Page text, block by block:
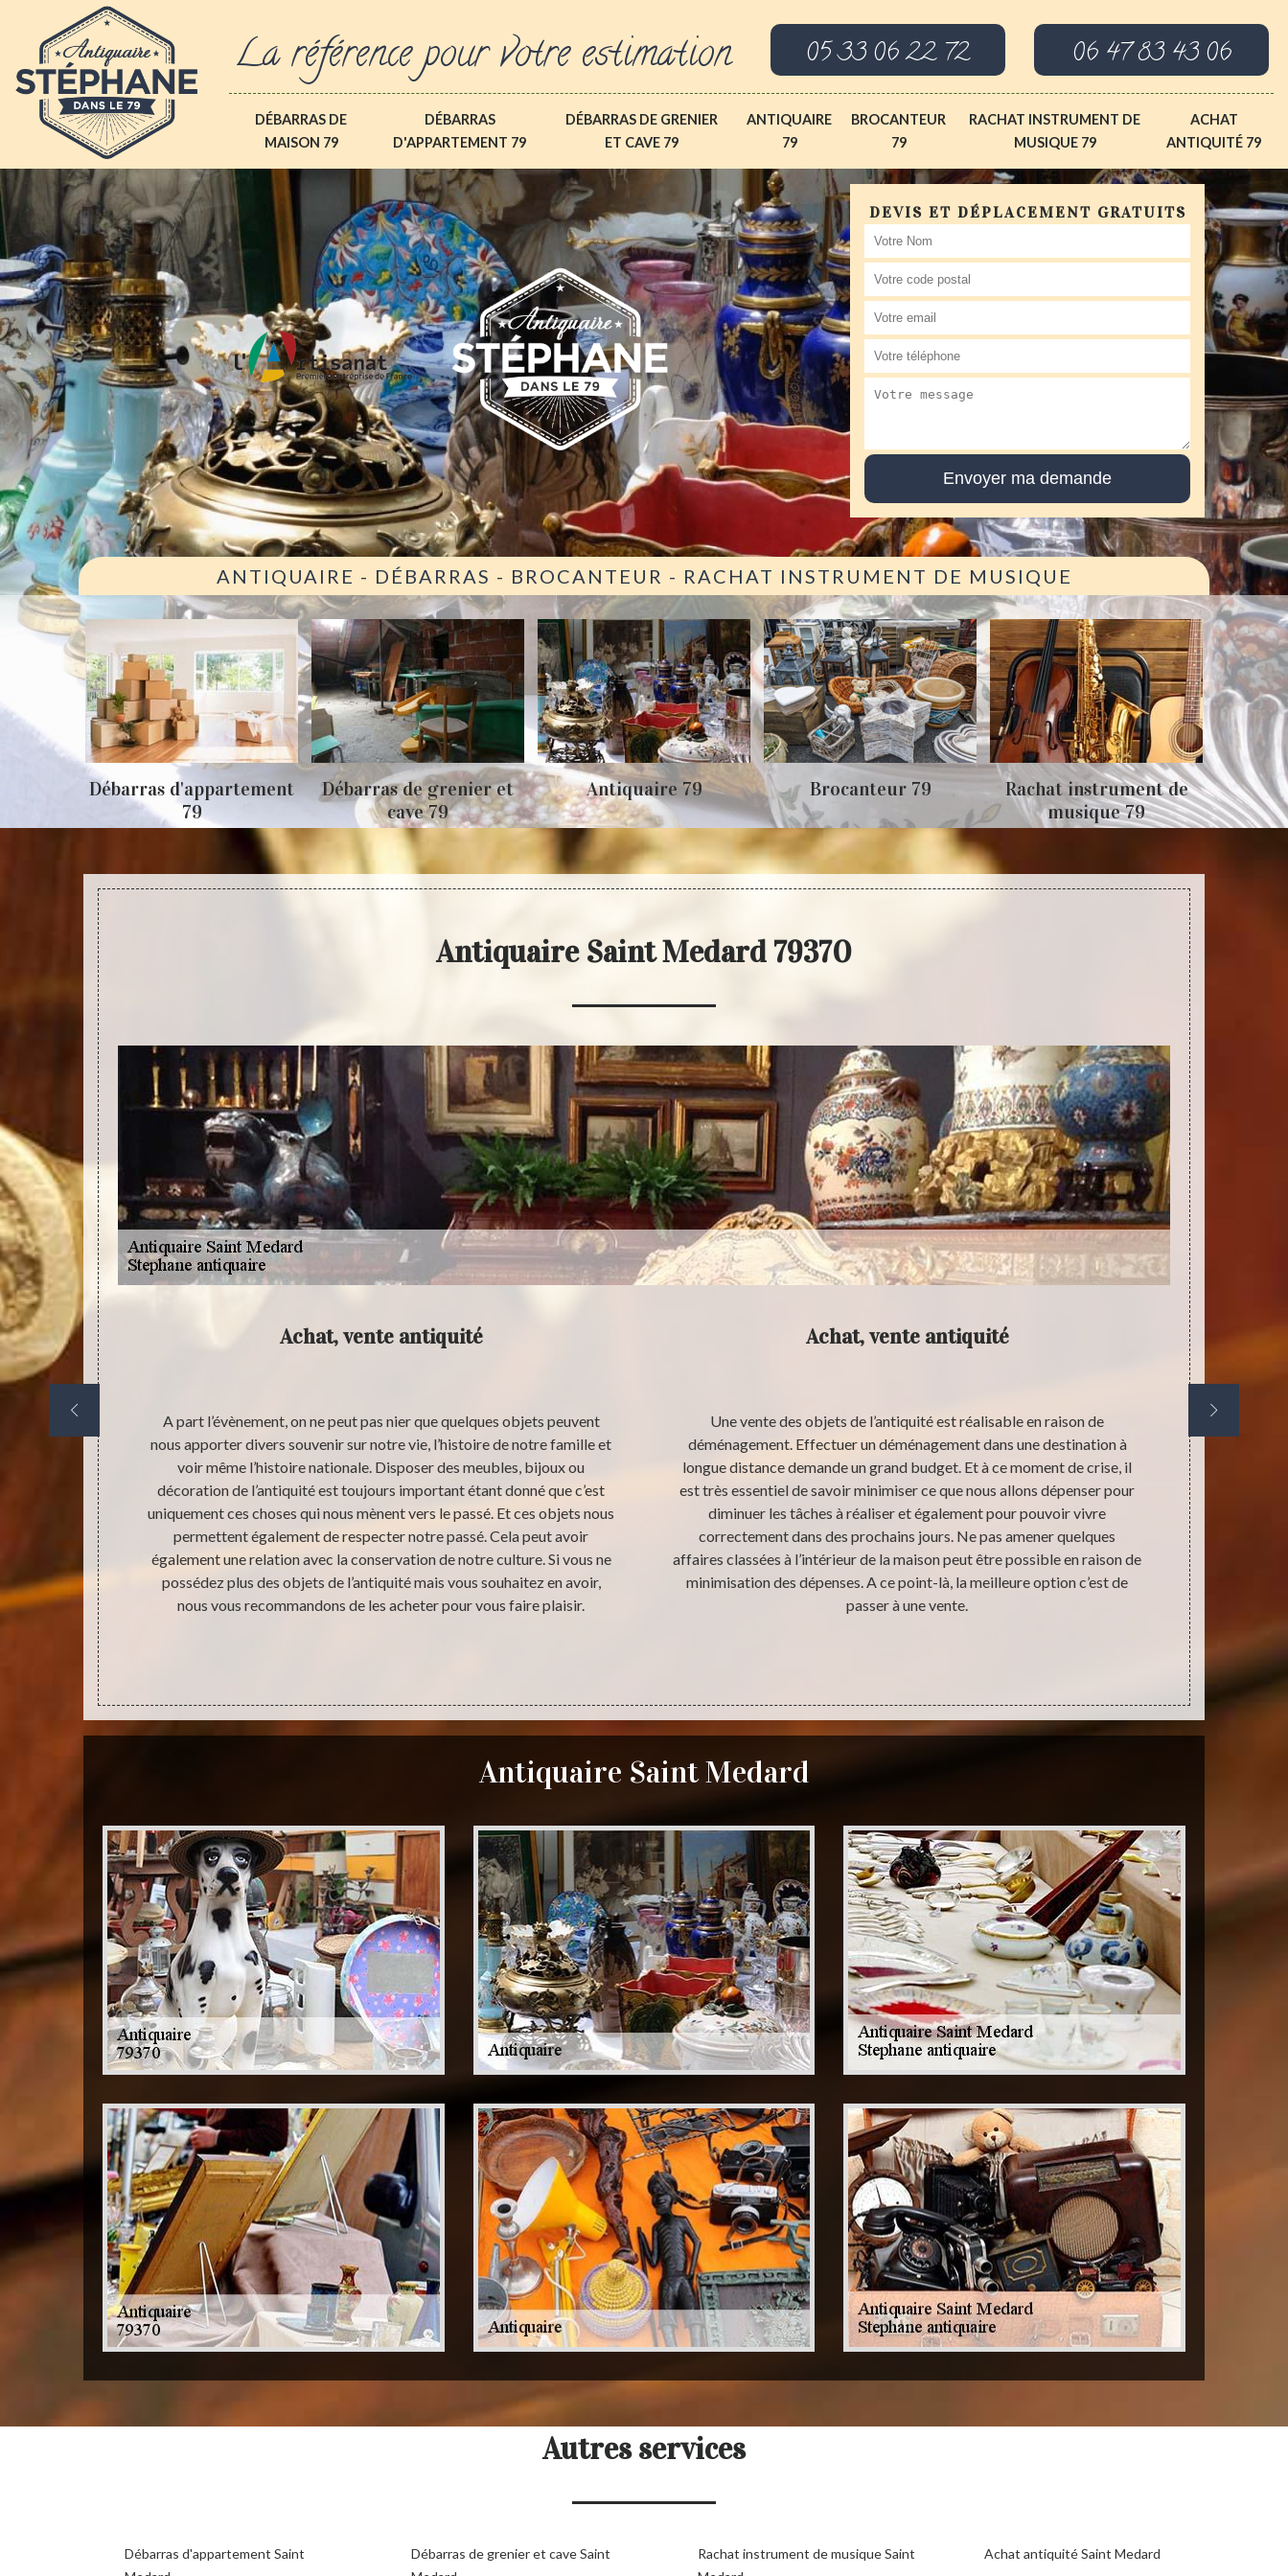
La référence pour votre estimation 05 33 06 22 72 06 47 83 43 06
DÉBARRAS DE
MAISON 79
DÉBARRAS
D'APPARTEMENT 79
DÉBARRAS DE GRENIER
ET CAVE 79
ANTIQUAIRE
79
BROCANTEUR
79
RACHAT INSTRUMENT DE
MUSIQUE 79
ACHAT
ANTIQUITÉ 79
DEVIS ET DÉPLACEMENT GRATUITS
ANTIQUAIRE - DÉBARRAS - BROCANTEUR - RACHAT INSTRUMENT DE MUSIQUE
Débarras d'appartement
79
Débarras de grenier et
cave 79
Antiquaire 79 Brocanteur 79
Rachat instrument de
musique 79
Antiquaire Saint Medard 79370
sur
d’un
Achat, vente antiquité
A part l’évènement, on ne peut pas nier que quelques objets peuvent
nous apporter divers souvenir sur notre vie, l’histoire de notre famille et
voir même l’histoire nationale. Disposer des meubles, bijoux ou
décoration de l’antiquité est toujours important étant donné que c’est
uniquement ces choses qui nous mènent vers le passé. Et ces objets nous
permettent également de respecter notre passé. Cela peut avoir
également une relation avec la conservation de notre culture. Si vous ne
possédez plus des objets de l’antiquité mais vous souhaitez en avoir,
nous vous recommandons de les acheter pour vous faire plaisir.
Achat, vente antiquité
Une vente des objets de l’antiquité est réalisable en raison de
déménagement. Effectuer un déménagement dans une destination à
longue distance demande un grand budget. Et à ce moment de crise, il
est très essentiel de savoir minimiser ce que nous allons dépenser pour
diminuer les tâches à réaliser et également pour pouvoir vivre
correctement dans des prochains jours. Ne pas amener quelques
affaires classées à l’intérieur de la maison peut être possible en raison de
minimisation des dépenses. A ce point-là, la meilleure option c’est de
passer à une vente.
Les beaux
Antiquaire Saint Medard
Autres services
Débarras d'appartement Saint
Débarras de grenier et cave Saint
Rachat instrument de musique Saint
Achat antiquité Saint Medard